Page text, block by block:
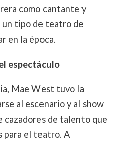
como cantante y
un tipo de teatro de
en la época.
espectáculo
Mae West tuvo la
al escenario y al show
cazadores de talento que
para el teatro. A